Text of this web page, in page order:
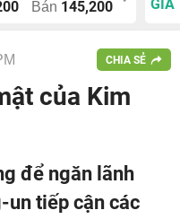
Bán 145,200
GIÁ
CHIA SẺ
của Kim
để ngăn lãnh
un tiếp cận các